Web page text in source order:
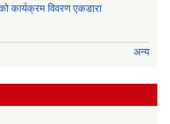
कार्यक्रम विवरण एकडारा
अन्य